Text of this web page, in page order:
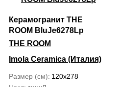
Керамогранит THE
ROOM BluJe6278Lp
THE ROOM
Imola Ceramica (Италия)
Размер (см) 120x278